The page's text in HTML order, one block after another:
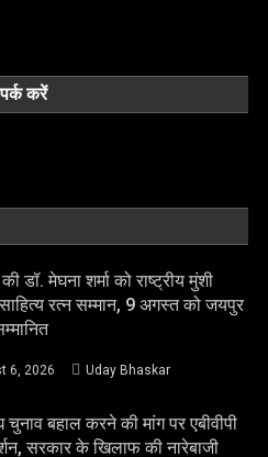
करें
डॉ. मेघना शर्मा को राष्ट्रीय मुंशी
रत्न सम्मान, 9 अगस्त को जयपुर
6, 2026 Uday Bhaskar
बहाल करने की मांग पर एबीवीपी
सरकार के खिलाफ की नारेबाजी